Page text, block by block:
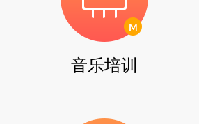
音乐培训